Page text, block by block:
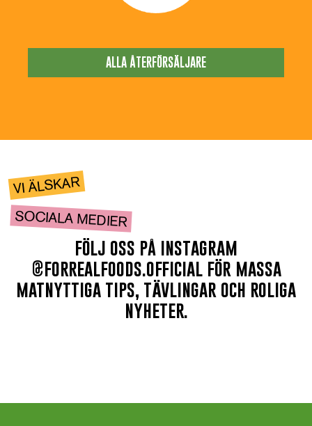
ALLA ÅTERFÖRSÄLJARE
VI ÄLSKAR
SOCIALA MEDIER
följ oss på instagram
@forrealfoods.official för massa
matnyttiga tips, tävlingar och roliga
nyheter.